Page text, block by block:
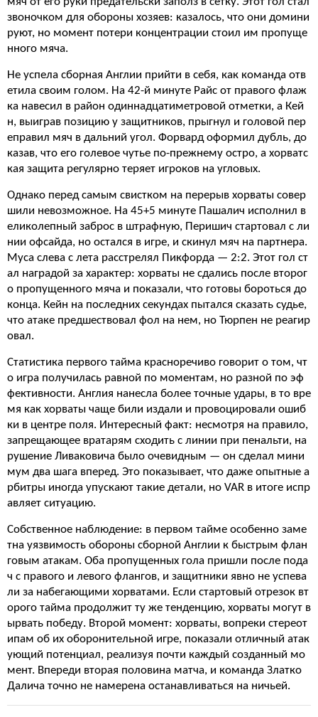
звоночком для обороны хозяев: казалось, что они домини
руют, но момент потери концентрации стоил им пропуще
нного мяча.
Не успела сборная Англии прийти в себя, как команда отв
етила своим голом. На 42-й минуте Райс от правого флаж
ка навесил в район одиннадцатиметровой отметки, а Кей
н, выиграв позицию у защитников, прыгнул и головой пер
еправил мяч в дальний угол. Форвард оформил дубль, до
казав, что его голевое чутье по-прежнему остро, а хорватс
кая защита регулярно теряет игроков на угловых.
Однако перед самым свистком на перерыв хорваты совер
шили невозможное. На 45+5 минуте Пашалич исполнил в
еликолепный заброс в штрафную, Перишич стартовал с ли
нии офсайда, но остался в игре, и скинул мяч на партнера.
Муса слева с лета расстрелял Пикфорда — 2:2. Этот гол ст
ал наградой за характер: хорваты не сдались после второг
о пропущенного мяча и показали, что готовы бороться до
конца. Кейн на последних секундах пытался сказать судье,
что атаке предшествовал фол на нем, но Тюрпен не реагир
овал.
Статистика первого тайма красноречиво говорит о том, чт
о игра получилась равной по моментам, но разной по эф
фективности. Англия нанесла более точные удары, в то вре
мя как хорваты чаще били издали и провоцировали ошиб
ки в центре поля. Интересный факт: несмотря на правило,
запрещающее вратарям сходить с линии при пенальти, на
рушение Ливаковича было очевидным — он сделал мини
мум два шага вперед. Это показывает, что даже опытные а
рбитры иногда упускают такие детали, но VAR в итоге испр
авляет ситуацию.
Собственное наблюдение: в первом тайме особенно заме
тна уязвимость обороны сборной Англии к быстрым флан
говым атакам. Оба пропущенных гола пришли после пода
ч с правого и левого флангов, и защитники явно не успева
ли за набегающими хорватами. Если стартовый отрезок вт
орого тайма продолжит ту же тенденцию, хорваты могут в
ырвать победу. Второй момент: хорваты, вопреки стереот
ипам об их оборонительной игре, показали отличный атак
ующий потенциал, реализуя почти каждый созданный мо
мент. Впереди вторая половина матча, и команда Златко
Далича точно не намерена останавливаться на ничьей.